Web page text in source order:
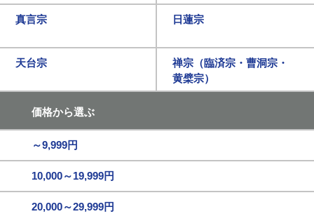
真言宗 日蓮宗
天台宗
禅宗（臨済宗・曹洞宗・
黄檗宗）
価格から選ぶ
～9,999円
10,000～19,999円
20,000～29,999円